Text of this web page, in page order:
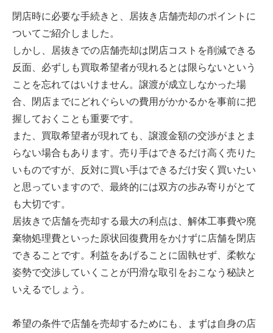
閉店時に必要な手続きと、居抜き店舗売却のポイントに
ついてご紹介しました。
しかし、居抜きでの店舗売却は閉店コストを削減できる
反面、必ずしも買取希望者が現れるとは限らないという
ことを忘れてはいけません。譲渡が成立しなかった場
合、閉店までにどれぐらいの費用がかかるかを事前に把
握しておくことも重要です。
また、買取希望者が現れても、譲渡金額の交渉がまとま
らない場合もあります。売り手はできるだけ高く売りた
いものですが、反対に買い手はできるだけ安く買いたい
と思っていますので、最終的には双方の歩み寄りがとて
も大切です。
居抜きで店舗を売却する最大の利点は、解体工事費や廃
棄物処理費といった原状回復費用をかけずに店舗を閉店
できることです。利益をあげることに固執せず、柔軟な
姿勢で交渉していくことが円滑な取引をおこなう秘訣と
いえるでしょう。
希望の条件で店舗を売却するためにも、まずは自身の店